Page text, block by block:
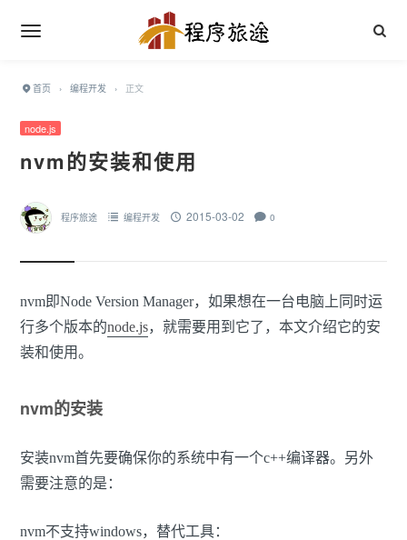
首页 › 编程开发 › 正文
node.js
nvm的安装和使用
程序旅途 编程开发 2015-03-02 0
nvm即Node Version Manager，如果想在一台电脑上同时运
行多个版本的node.js，就需要用到它了，本文介绍它的安
装和使用。
nvm的安装
安装nvm首先要确保你的系统中有一个c++编译器。另外
需要注意的是：
nvm不支持windows，替代工具：